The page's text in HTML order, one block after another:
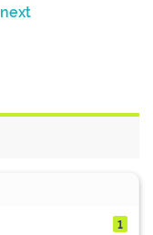
next
1